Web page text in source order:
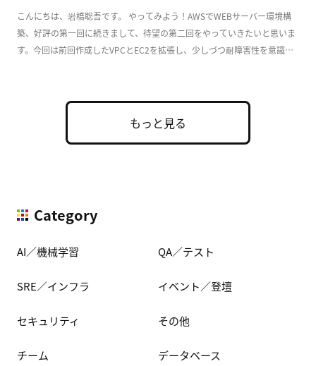
こんにちは、岩橋聡吾です。 やってみよう！AWSでWEBサーバー環境構
築、好評の第一回に続きまして、待望の第二回をやっていきたいと思いま
す。今回は前回作成したVPCとEC2を拡張し、少しづつ耐障害性を意識し
もっと見る
Category
AI／機械学習 QA／テスト
SRE／インフラ イベント／登壇
セキュリティ その他
チーム データベース